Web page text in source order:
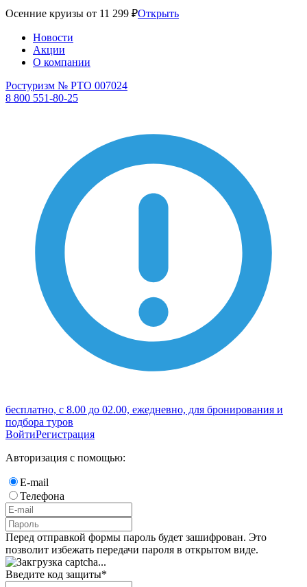
Осенние круизы от 11 299 ₽Открыть
Новости
Акции
О компании
Ростуризм № РТО 007024
8 800 551-80-25
бесплатно, с 8.00 до 02.00, ежедневно, для бронирования и
подбора туров
ВойтиРегистрация
Авторизация с помощью:
E-mail
Телефона
Перед отправкой формы пароль будет зашифрован. Это
позволит избежать передачи пароля в открытом виде.
Введите код защиты*